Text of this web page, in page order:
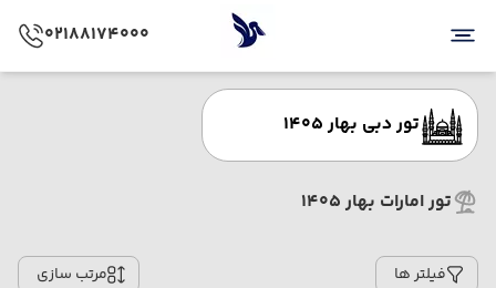
02188174000
تور دبی بهار 1405
تور امارات بهار 1405
فیلتر ها مرتب سازی